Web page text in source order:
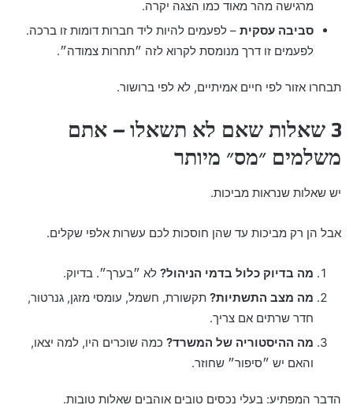
מרגישה מהר מאוד כמו הצגה יקרה.
סביבה עסקית – לפעמים להיות ליד חברות דומות זו ברכה.
לפעמים זו דרך מנומסת לקרוא לזה ״תחרות צמודה״.
תבחרו אזור לפי חיים אמיתיים, לא לפי ברושור.
3 שאלות שאם לא תשאלו – אתם
משלמים ״מס״ מיותר
יש שאלות שנראות מביכות.
אבל הן רק מביכות עד שהן חוסכות לכם עשרות אלפי שקלים.
מה בדיוק כלול בדמי הניהול? לא ״בערך״. בדיוק.
מה מצב התשתיות? תקשורת, חשמל, עומסי מזגן, גנרטור,
חדר שרתים אם צריך.
מה ההיסטוריה של המשרד? כמה שוכרים היו, למה יצאו,
והאם יש ״סיפור״ שחוזר.
הדבר המפתיע: בעלי נכסים טובים אוהבים שאלות טובות.